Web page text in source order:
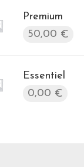
Premium
50,00 €
Essentiel
0,00 €